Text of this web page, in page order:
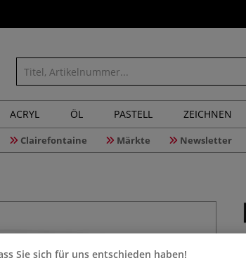
ACRYL ÖL PASTELL ZEICHNEN
Clairefontaine Märkte Newsletter
Sie sich für uns entschieden haben!